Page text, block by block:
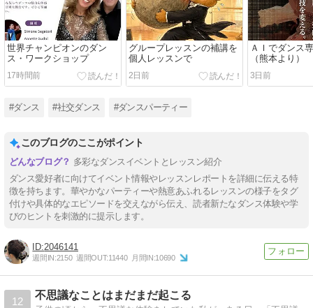
世界チャンピオンのダン
ス・ワークショップ
17時間前
グループレッスンの補講を
個人レッスンで
2日前
ＡＩでダンス
（熊本より）
3日前
#ダンス #社交ダンス #ダンスパーティー
このブログのここがポイント
多彩なダンスイベントとレッスン紹介
ダンス愛好者に向けてイベント情報やレッスンレポートを詳細に伝える特
徴を持ちます。華やかなパーティーや熱意あふれるレッスンの様子をタグ
付けや具体的なエピソードを交えながら伝え、読者新たなダンス体験や学
びのヒントを刺激的に提示します。
2046141
週間IN:2150 週間OUT:11440 月間IN:10690
12
不思議なことはまだまだ起こる